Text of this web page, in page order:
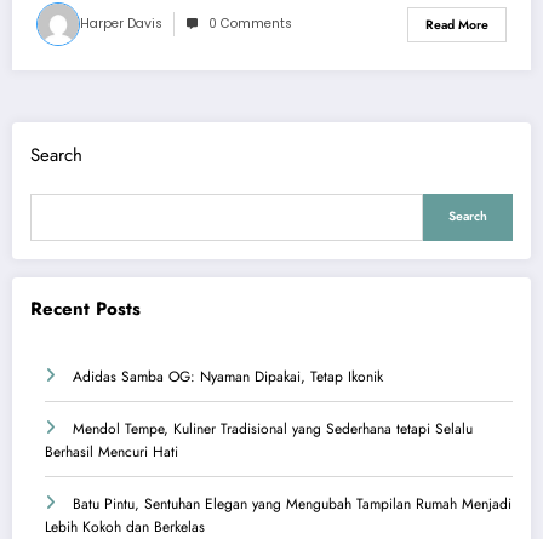
Harper Davis 0 Comments Read More
Search
Search
Recent Posts
Adidas Samba OG: Nyaman Dipakai, Tetap Ikonik
Mendol Tempe, Kuliner Tradisional yang Sederhana tetapi Selalu
Berhasil Mencuri Hati
Batu Pintu, Sentuhan Elegan yang Mengubah Tampilan Rumah Menjadi
Lebih Kokoh dan Berkelas